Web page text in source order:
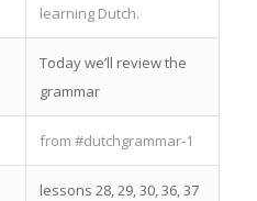
learning Dutch.
Today we’ll review the
grammar
from #dutchgrammar-1
lessons 28, 29, 30, 36, 37